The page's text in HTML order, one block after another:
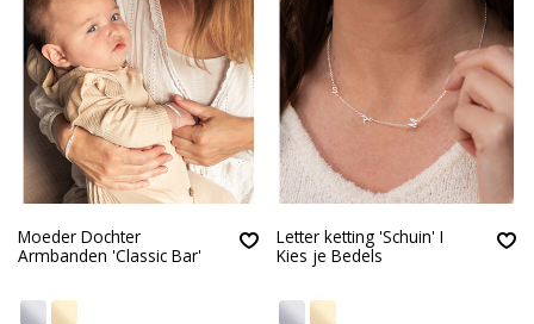
Moeder Dochter
Armbanden 'Classic Bar'
Letter ketting 'Schuin' I
Kies je Bedels